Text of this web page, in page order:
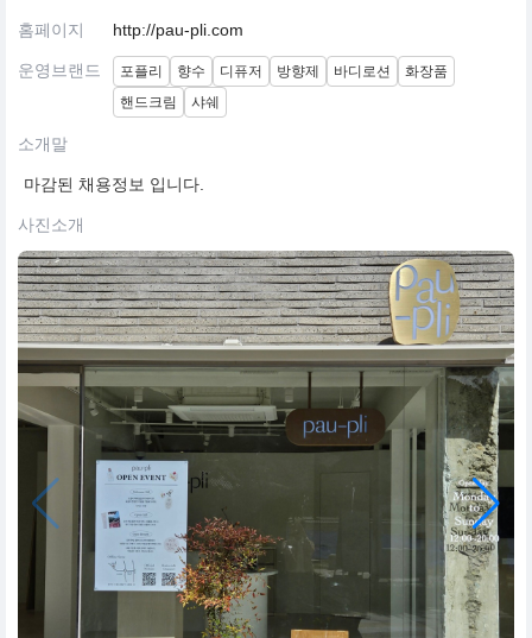
홈페이지 http://pau-pli.com
운영브랜드 포플리 향수 디퓨저 방향제 바디로션
화장품
핸드크림
샤쉐
소개말
마감된 채용정보 입니다.
사진소개